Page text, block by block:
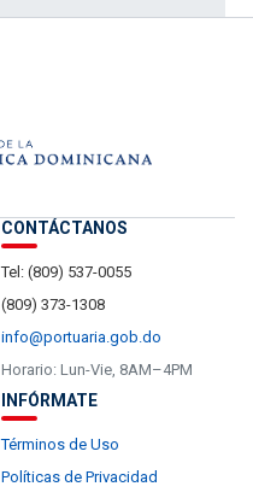
CONTÁCTANOS
Tel: (809) 537-0055
(809) 373-1308
info@portuaria.gob.do
Horario: Lun-Vie, 8AM–4PM
INFÓRMATE
Términos de Uso
Políticas de Privacidad